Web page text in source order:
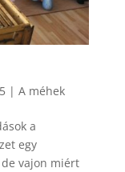
| A méhek
a
egy
vajon miért